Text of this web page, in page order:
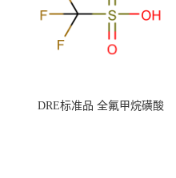
DRE标准品 全氟甲烷磺酸